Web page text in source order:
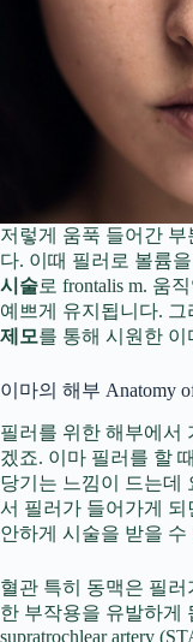
저렇게 움푹 들어간
다. 이때 필러로 볼륨
시술로 frontalis m. 움
예쁘게 유지됩니다.
제모를 통해 시원한
이마의 해부 Anatomy
필러를 위한 해부에서
겠죠. 이마 필러를 할
당기는 느낌이 드는데
서 필러가 들어가게
안하게 시술을 받을
혈관 특히 동맥은 필러
한 부작용을 유발하게
supratrochlear artery